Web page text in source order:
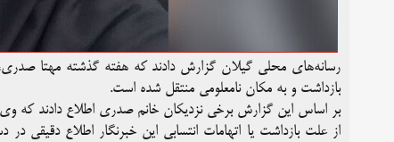
رسانه‌های محلی گیلان گزارش دادند که هفته گذشته مهتا صدری،
بازداشت و به مکان نامعلومی منتقل شده است.
بر اساس این گزارش برخی نزدیکان خانم صدری اطلاع دادند که
از علت بازداشت یا اتهامات انتسابی این خبرنگار اطلاع